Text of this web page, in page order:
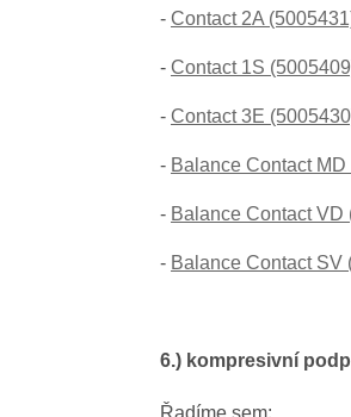
- Contact 2A
- Contact 1S
- Contact 3E
- Balance Contact
- Balance Contact VD
- Balance Contact SV
6.) kompresivní